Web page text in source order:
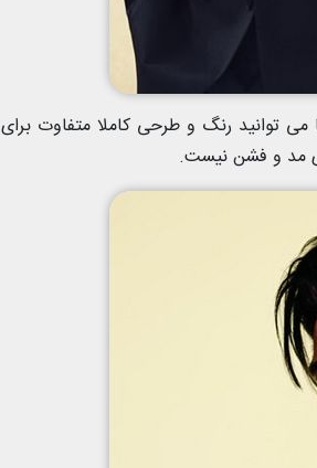
توانید رنگ و طرحی کاملا متفاوت برای
مد و فشن نیست.